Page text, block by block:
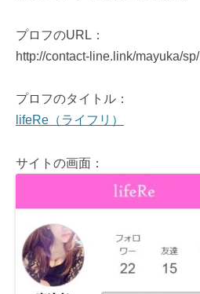
プロフのURL：
http://contact-line.link/mayuka/sp/
プロフのタイトル：
lifeRe（ライフリ）
サイトの画面：